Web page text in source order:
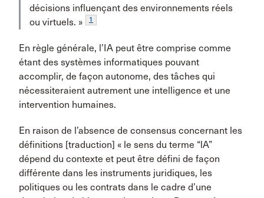
décisions influençant des environnements réels
ou virtuels. »
1
En règle générale, l’IA peut être comprise comme
étant des systèmes informatiques pouvant
accomplir, de façon autonome, des tâches qui
nécessiteraient autrement une intelligence et une
intervention humaines.
En raison de l’absence de consensus concernant les
définitions [traduction] « le sens du terme “lA”
dépend du contexte et peut être défini de façon
différente dans les instruments juridiques, les
politiques ou les contrats dans le cadre d’une